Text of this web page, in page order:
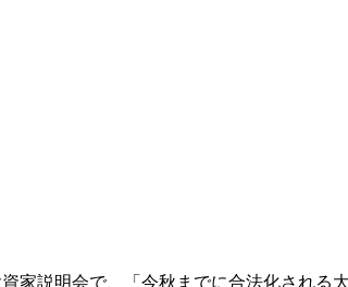
家説明会で、「今秋までに合法化される